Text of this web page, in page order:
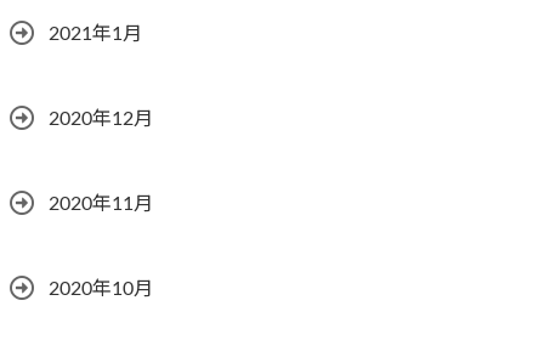
2021年1月
2020年12月
2020年11月
2020年10月